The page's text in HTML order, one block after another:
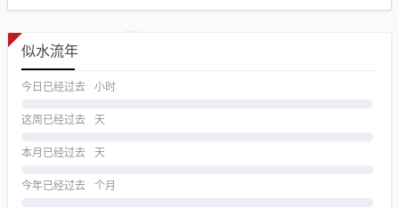
似水流年
今日已经过去 小时
这周已经过去 天
本月已经过去 天
今年已经过去 个月